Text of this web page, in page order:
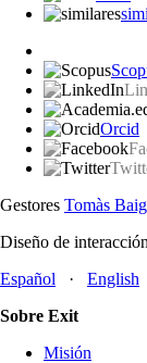
Orcid
Gestores Tomàs
Diseño de
Español · English
Sobre Exit
Misión